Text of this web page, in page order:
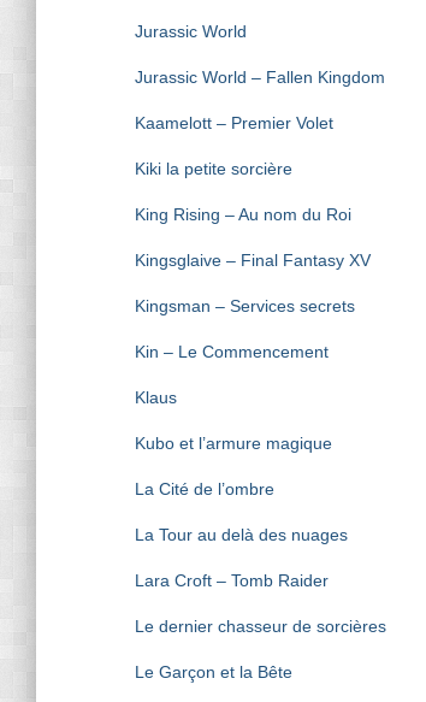
Jurassic World
Jurassic World – Fallen Kingdom
Kaamelott – Premier Volet
Kiki la petite sorcière
King Rising – Au nom du Roi
Kingsglaive – Final Fantasy XV
Kingsman – Services secrets
Kin – Le Commencement
Klaus
Kubo et l’armure magique
La Cité de l’ombre
La Tour au delà des nuages
Lara Croft – Tomb Raider
Le dernier chasseur de sorcières
Le Garçon et la Bête